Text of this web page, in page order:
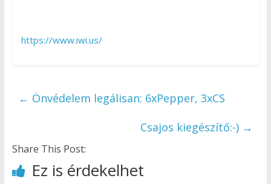
https://www.iwi.us/
← Önvédelem legálisan: 6xPepper, 3xCS
Csajos kiegészítő:-) →
Share This Post:
Ez is érdekelhet